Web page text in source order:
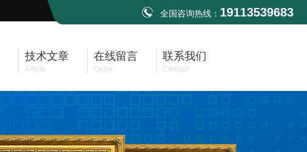
全国咨询热线： 19113539683
技术文章
Article
在线留言
Order
联系我们
Contact